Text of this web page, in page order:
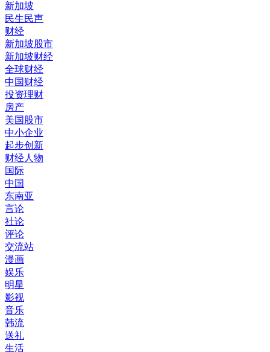
新加坡
民生民声
财经
新加坡股市
新加坡财经
全球财经
中国财经
投资理财
房产
美国股市
中小企业
起步创新
财经人物
国际
中国
东南亚
言论
社论
评论
交流站
漫画
娱乐
明星
影视
音乐
韩流
送礼
生活